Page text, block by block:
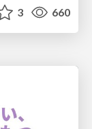
3 660